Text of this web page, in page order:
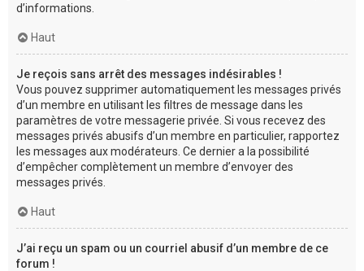
d’informations.
Haut
Je reçois sans arrêt des messages indésirables !
Vous pouvez supprimer automatiquement les messages privés
d’un membre en utilisant les filtres de message dans les
paramètres de votre messagerie privée. Si vous recevez des
messages privés abusifs d’un membre en particulier, rapportez
les messages aux modérateurs. Ce dernier a la possibilité
d’empêcher complètement un membre d’envoyer des
messages privés.
Haut
J’ai reçu un spam ou un courriel abusif d’un membre de ce
forum !